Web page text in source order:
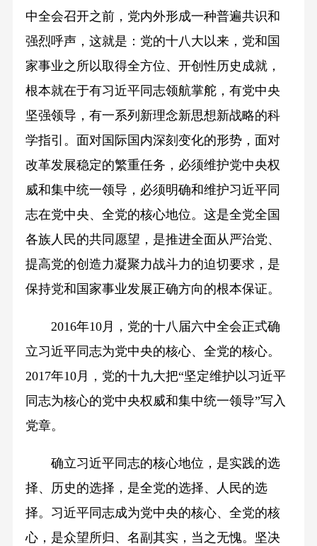
中全会召开之前，党内外形成一种普遍共识和
强烈呼声，这就是：党的十八大以来，党和国
家事业之所以取得全方位、开创性历史成就，
根本就在于有习近平同志领航掌舵，有党中央
坚强领导，有一系列新理念新思想新战略的科
学指引。面对国际国内深刻变化的形势，面对
改革发展稳定的繁重任务，必须维护党中央权
威和集中统一领导，必须明确和维护习近平同
志在党中央、全党的核心地位。这是全党全国
各族人民的共同愿望，是推进全面从严治党、
提高党的创造力凝聚力战斗力的迫切要求，是
保持党和国家事业发展正确方向的根本保证。
2016年10月，党的十八届六中全会正式确
立习近平同志为党中央的核心、全党的核心。
2017年10月，党的十九大把“坚定维护以习近平
同志为核心的党中央权威和集中统一领导”写入
党章。
确立习近平同志的核心地位，是实践的选
择、历史的选择，是全党的选择、人民的选
择。习近平同志成为党中央的核心、全党的核
心，是众望所归、名副其实，当之无愧。坚决